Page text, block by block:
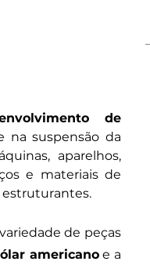
de
na suspensão da
aparelhos,
e materiais de
estruturantes.
de peças
americano e a